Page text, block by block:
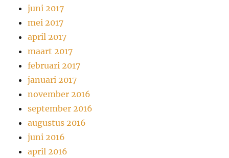
juni 2017
mei 2017
april 2017
maart 2017
februari 2017
januari 2017
november 2016
september 2016
augustus 2016
juni 2016
april 2016